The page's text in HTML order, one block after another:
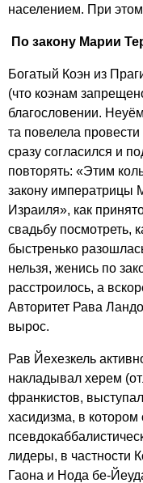
населением. При
По закону Марии
Богатый Коэн из
(что коэнам
благословении.
та повелела
сразу согласился и
повторять: «Этим
закону императрицы
Израиля», как
свадьбу посмотреть,
быстренько
нельзя, женись по
расстроилось, а
Авторитет Рава
вырос.
Рав Йехезкель
накладывал херем
франкистов,
хасидизма, в котором
лидеры, в частности
Гаона и Нода бе-